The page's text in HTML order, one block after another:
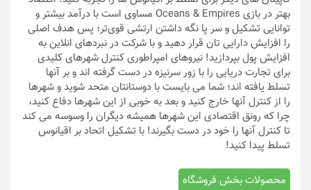
بهتر در بازی Oceans & Empires مساوی است با درآمد بیشتر و
توانایی تشکیل و سر پا نگه داشتن ارتشی قوی‌تر؛ پس هدف اصلی
را افزایش دارایی تان قرار دهید و با شرکت در نبردهای انلاین به
افزایش پول بپردازید! نیروهای امپراطوری کنترل شهرهای کلیدی
برای تجارت دریایی را با زور سرنیزه در دست گرفته اند و بر آنها
تسلط یافته اند؛ شما می بایست با دوستانتان متحد شوید و شهرها
را از کنترل آنها خارج کنید و بعد به خوبی از این شهرها دفاع کنید،
چرا که رونق اقتصادی این شهرها همیشه دیگران را وسوسه می کند
تا کنترل آنها را خود در دست بگیرند! با تشکیل اتحاد بر اقیانوس
تسلط پیدا کنید!
محصولات بخش فروشگاه